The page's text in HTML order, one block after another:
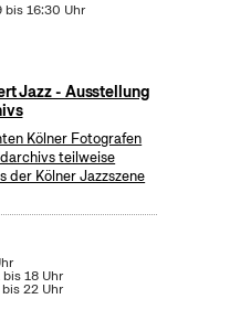
bis 16:30 Uhr
Jazz - Ausstellung
Kölner Fotografen
teilweise
der Kölner Jazzszene
18 Uhr
22 Uhr